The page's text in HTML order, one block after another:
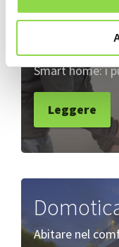
Abitare
Smart home: i
Leggere
Abitare nel